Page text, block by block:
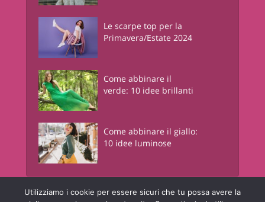
Le scarpe top per la
Primavera/Estate 2024
Come abbinare il
verde: 10 idee brillanti
Come abbinare il giallo:
10 idee luminose
Utilizziamo i cookie per essere sicuri che tu possa avere la